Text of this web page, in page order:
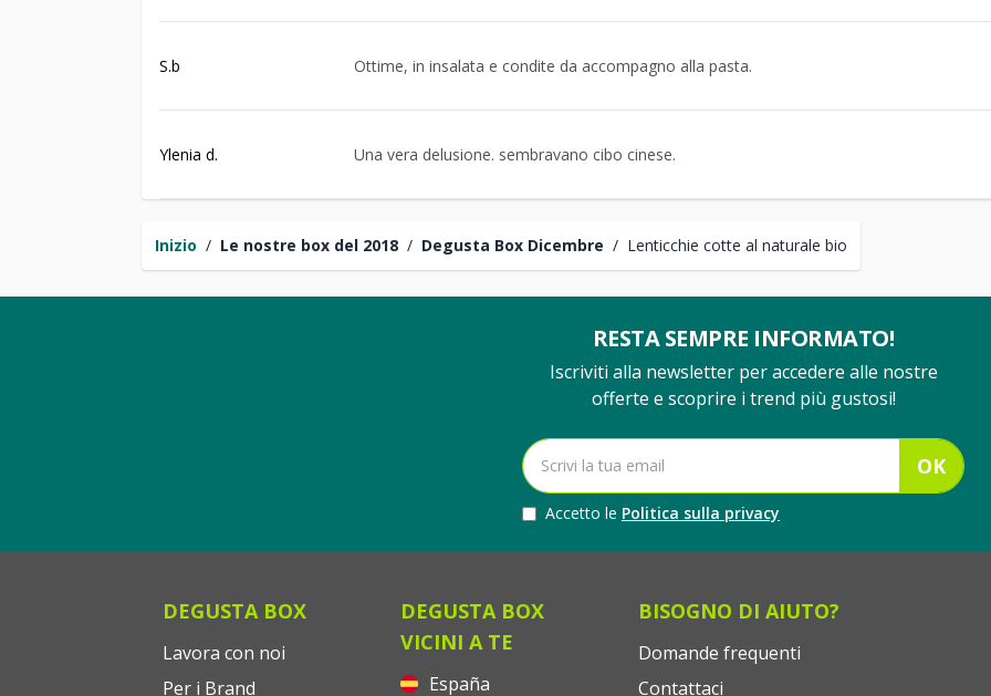
Inizio / Le nostre box del 2018 / Degusta Box Dicembre / Lenticchie cotte al naturale bio
S.b Ottime, in insalata e condite da accompagno alla pasta.
Ylenia d. Una vera delusione. sembravano cibo cinese.
RESTA SEMPRE INFORMATO!
Iscriviti alla newsletter per accedere alle nostre
offerte e scoprire i trend più gustosi!
OK
Accetto le Politica sulla privacy
DEGUSTA BOX
Lavora con noi
Per i Brand
DEGUSTA BOX
VICINI A TE
España
BISOGNO DI AIUTO?
Domande frequenti
Contattaci